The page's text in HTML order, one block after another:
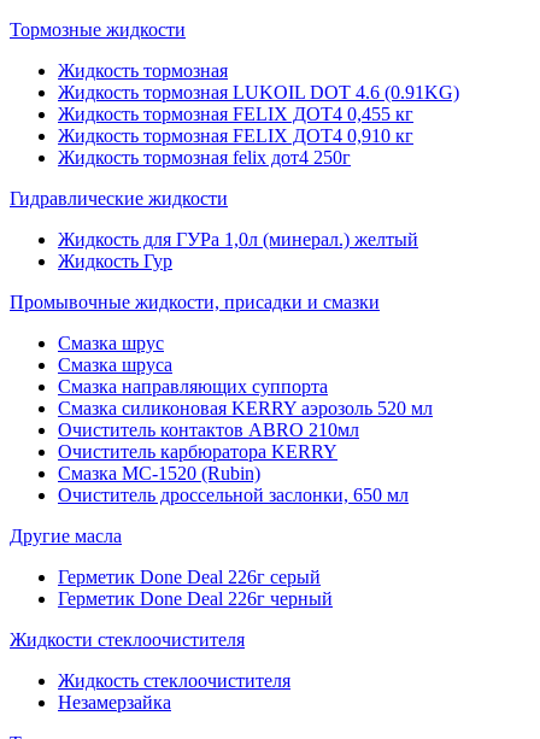
Тормозные жидкости
Жидкость тормозная
Жидкость тормозная LUKOIL DOT 4.6 (0.91KG)
Жидкость тормозная FELIX ДОТ4 0,455 кг
Жидкость тормозная FELIX ДОТ4 0,910 кг
Жидкость тормозная felix дот4 250г
Гидравлические жидкости
Жидкость для ГУРа 1,0л (минерал.) желтый
Жидкость Гур
Промывочные жидкости, присадки и смазки
Смазка шрус
Смазка шруса
Смазка направляющих суппорта
Смазка силиконовая KERRY аэрозоль 520 мл
Очиститель контактов ABRO 210мл
Очиститель карбюратора KERRY
Смазка МС-1520 (Rubin)
Очиститель дроссельной заслонки, 650 мл
Другие масла
Герметик Done Deal 226г серый
Герметик Done Deal 226г черный
Жидкости стеклоочистителя
Жидкость стеклоочистителя
Незамерзайка